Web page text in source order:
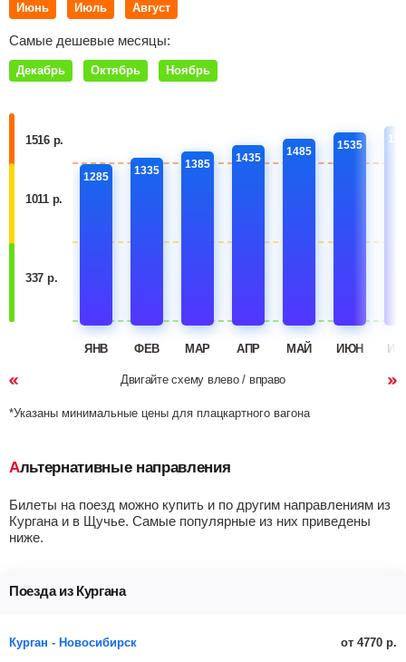
Июнь Июль Август
Самые дешевые месяцы:
Декабрь Октябрь Ноябрь
1516 р.
1011 р.
337 р.
1285
ЯНВ
1335
ФЕВ
1385
МАР
1435
АПР
1485
МАЙ
1535
ИЮН
Двигайте схему влево / вправо
*Указаны минимальные цены для плацкартного вагона
Альтернативные направления
Билеты на поезд можно купить и по другим направлениям из
Кургана и в Щучье. Самые популярные из них приведены
ниже.
Поезда из Кургана
Курган - Новосибирск от 4770 р.